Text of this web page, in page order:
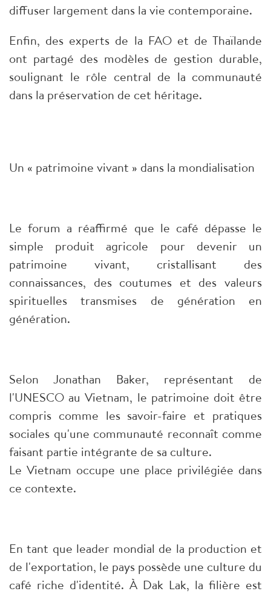
diffuser largement dans la vie contemporaine.
Enfin, des experts de la FAO et de Thaïlande
ont partagé des modèles de gestion durable,
soulignant le rôle central de la communauté
dans la préservation de cet héritage.
Un « patrimoine vivant » dans la mondialisation
Le forum a réaffirmé que le café dépasse le
simple produit agricole pour devenir un
patrimoine vivant, cristallisant des
connaissances, des coutumes et des valeurs
spirituelles transmises de génération en
génération.
Selon Jonathan Baker, représentant de
l'UNESCO au Vietnam, le patrimoine doit être
compris comme les savoir-faire et pratiques
sociales qu'une communauté reconnaît comme
faisant partie intégrante de sa culture.
Le Vietnam occupe une place privilégiée dans
ce contexte.
En tant que leader mondial de la production et
de l'exportation, le pays possède une culture du
café riche d'identité. À Dak Lak, la filière est